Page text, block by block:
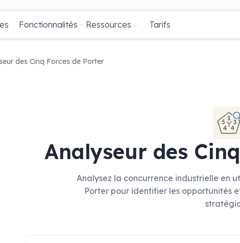
Fonctionnalités Ressources Tarifs
des Cinq Forces de Porter
Analyseur des
Analysez la concurrence industrielle en
Porter pour identifier les opportunités